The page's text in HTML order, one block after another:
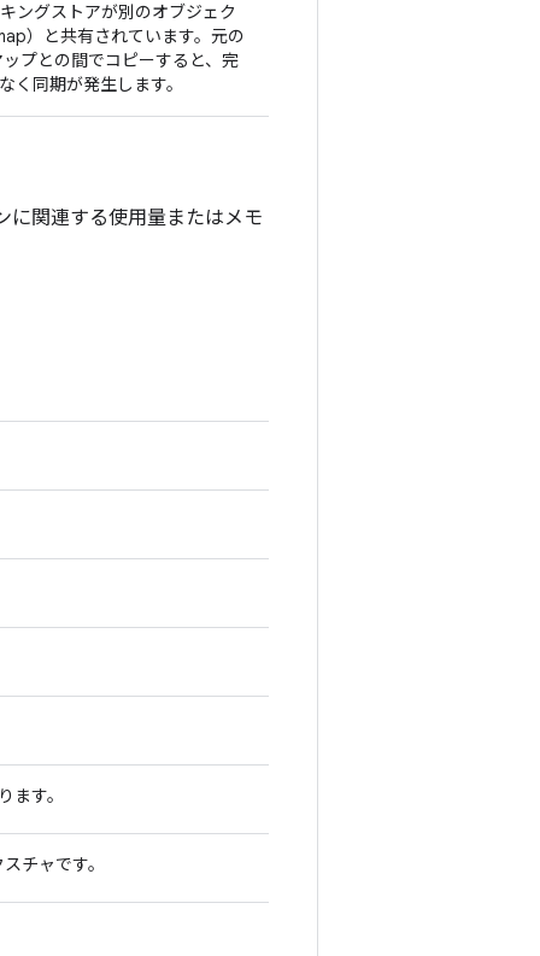
ングストアが別のオブジェク
）と共有されています。元の
プとの間でコピーすると、完
く同期が発生します。
に関連する使用量またはメモ
す。
チャです。